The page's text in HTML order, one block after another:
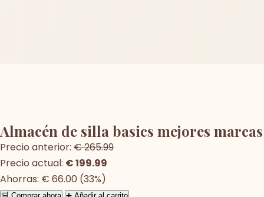
Almacén de silla basics mejores marcas
Precio anterior: € 265.99
Precio actual: € 199.99
Ahorras: € 66.00 (33%)
🛒 Comprar ahora ➕ Añadir al carrito